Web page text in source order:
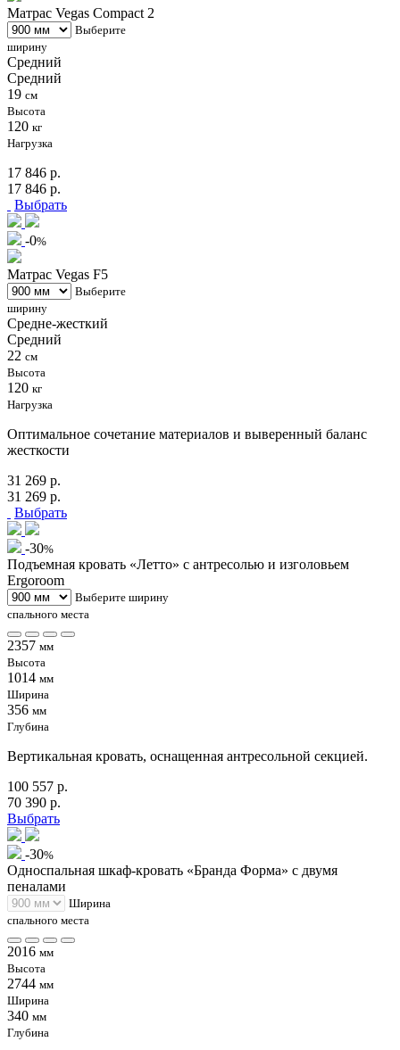
Матрас Vegas Compact 2
Выберите
ширину
Средний
Средний
19 см
Высота
120 кг
Нагрузка
17 846 р.
17 846 р.
Выбрать
-0%
Матрас Vegas F5
Выберите
ширину
Средне-жесткий
Средний
22 см
Высота
120 кг
Нагрузка
Оптимальное сочетание материалов и выверенный баланс
жесткости
31 269 р.
31 269 р.
Выбрать
-30%
Подъемная кровать «Летто» с антресолью и изголовьем
Ergoroom
Выберите ширину
спального места
2357 мм
Высота
1014 мм
Ширина
356 мм
Глубина
Вертикальная кровать, оснащенная антресольной секцией.
100 557 р.
70 390 р.
Выбрать
-30%
Односпальная шкаф-кровать «Бранда Форма» с двумя
пеналами
Ширина
спального места
2016 мм
Высота
2744 мм
Ширина
340 мм
Глубина